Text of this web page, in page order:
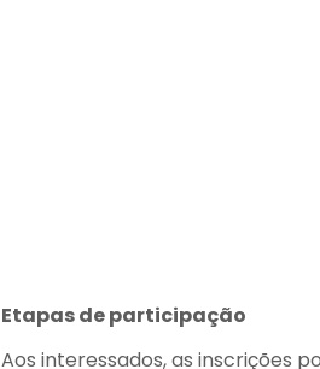
Etapas de participação
Aos interessados, as inscrições